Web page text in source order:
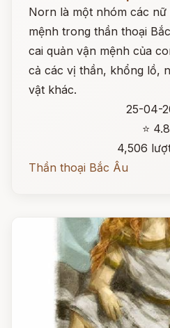
Norn là một nhóm các nữ
mệnh trong thần thoại
cai quản vận mệnh của
cả các vị thần, khổng lồ,
vật khác.
25-04-
⭐ 4.8
4,506
Thần thoại Bắc Âu